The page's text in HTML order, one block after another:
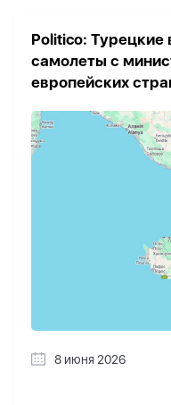
Politico: Турецкие
самолеты с
европейских
8 июня 2026